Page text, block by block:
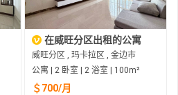
在威旺分区出租的公寓
威旺分区 , 玛卡拉区 , 金边市
公寓 | 2 卧室 | 2 浴室 | 100m²
＄700/月